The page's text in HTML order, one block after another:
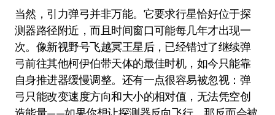
当然，引力弹弓并非万能。它要求行星恰好位于探
测器路径附近，而且时间窗口可能每几年才出现一
次。像新视野号飞越冥王星后，已经错过了继续弹
弓前往其他柯伊伯带天体的最佳时机，如今只能靠
自身推进器缓慢调整。还有一点很容易被忽视：弹
弓只能改变速度方向和大小的相对值，无法凭空创